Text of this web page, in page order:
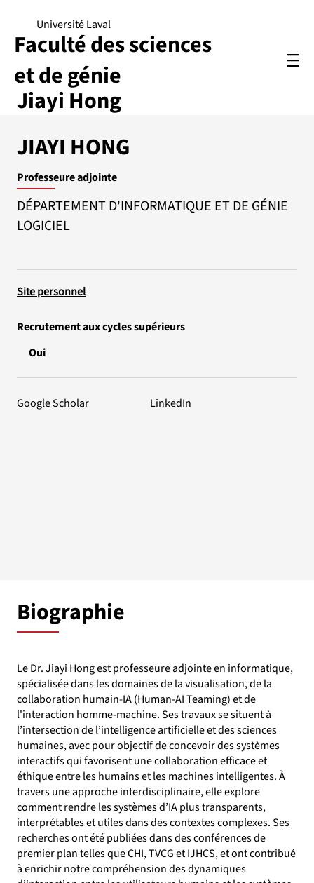
Jiayi Hong
Université Laval
Faculté des sciences
et de génie
JIAYI HONG
Professeure adjointe
DÉPARTEMENT D'INFORMATIQUE ET DE GÉNIE
LOGICIEL
Site personnel
Recrutement aux cycles supérieurs
Oui
Google Scholar LinkedIn
Biographie
Le Dr. Jiayi Hong est professeure adjointe en informatique,
spécialisée dans les domaines de la visualisation, de la
collaboration humain-IA (Human-AI Teaming) et de
l'interaction homme-machine. Ses travaux se situent à
l’intersection de l’intelligence artificielle et des sciences
humaines, avec pour objectif de concevoir des systèmes
interactifs qui favorisent une collaboration efficace et
éthique entre les humains et les machines intelligentes. À
travers une approche interdisciplinaire, elle explore
comment rendre les systèmes d’IA plus transparents,
interprétables et utiles dans des contextes complexes. Ses
recherches ont été publiées dans des conférences de
premier plan telles que CHI, TVCG et IJHCS, et ont contribué
à enrichir notre compréhension des dynamiques